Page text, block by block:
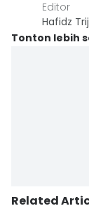
Editor
Hafidz
Tonton lebih
Related